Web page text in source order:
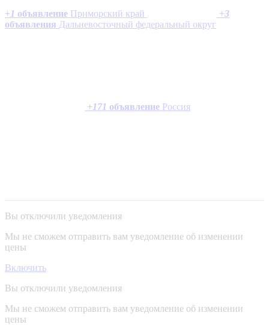
+1 объявление Приморский край +3
объявления Дальневосточный федеральный округ
+171 объявление Россия
Вы отключили уведомления
Мы не сможем отправить вам уведомление об изменении
цены
Включить
Вы отключили уведомления
Мы не сможем отправить вам уведомление об изменении
цены